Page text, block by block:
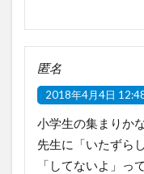
匿名
2018年4月4日
小学生の集まりか
先生に「いたずら
「してないよ」っ